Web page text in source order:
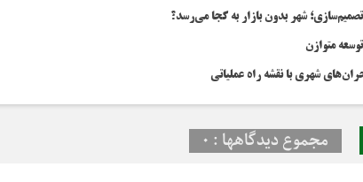
شهر بدون بازار به کجا می‌رسد؟
متوازن
شهری با نقشه راه عملیاتی
مجموع دیدگاهها : 0